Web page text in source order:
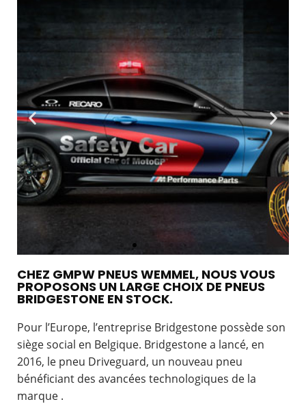
CHEZ GMPW PNEUS WEMMEL, NOUS VOUS
PROPOSONS UN LARGE CHOIX DE PNEUS
BRIDGESTONE EN STOCK.
Pour l’Europe, l’entreprise Bridgestone possède son
siège social en Belgique. Bridgestone a lancé, en
2016, le pneu Driveguard, un nouveau pneu
bénéficiant des avancées technologiques de la
marque .